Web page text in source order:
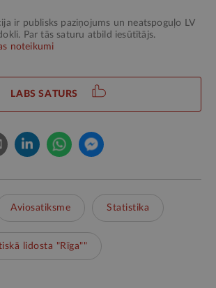
ir publisks paziņojums un neatspoguļo LV
Par tās saturu atbild iesūtītājs.
noteikumi
LABS SATURS
Aviosatiksme Statistika
lidosta "Rīga""